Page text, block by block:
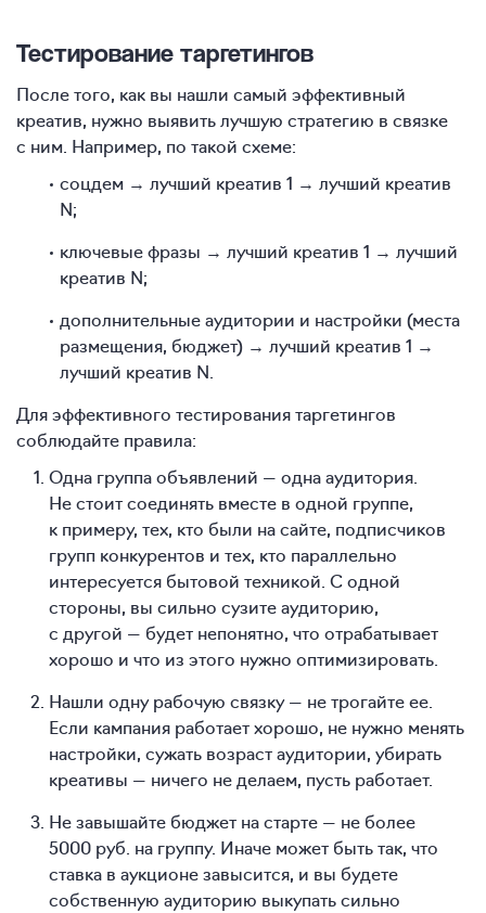
Тестирование таргетингов
После того, как вы нашли самый эффективный
креатив, нужно выявить лучшую стратегию в связке
с ним. Например, по такой схеме:
соцдем → лучший креатив 1 → лучший креатив
N;
ключевые фразы → лучший креатив 1 → лучший
креатив N;
дополнительные аудитории и настройки (места
размещения, бюджет) → лучший креатив 1 →
лучший креатив N.
Для эффективного тестирования таргетингов
соблюдайте правила:
Одна группа объявлений — одна аудитория.
Не стоит соединять вместе в одной группе,
к примеру, тех, кто были на сайте, подписчиков
групп конкурентов и тех, кто параллельно
интересуется бытовой техникой. С одной
стороны, вы сильно сузите аудиторию,
с другой — будет непонятно, что отрабатывает
хорошо и что из этого нужно оптимизировать.
Нашли одну рабочую связку — не трогайте ее.
Если кампания работает хорошо, не нужно менять
настройки, сужать возраст аудитории, убирать
креативы — ничего не делаем, пусть работает.
Не завышайте бюджет на старте — не более
5000 руб. на группу. Иначе может быть так, что
ставка в аукционе завысится, и вы будете
собственную аудиторию выкупать сильно